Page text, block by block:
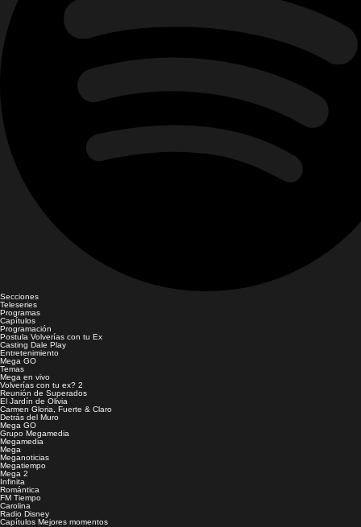
Secciones
Teleseries
Programas
Capítulos
Programación
Postula Volverías con tu Ex
Casting Dale Play
Entretenimiento
Mega GO
Temas
Mega en vivo
Volverías con tu ex? 2
Reunión de Superados
El Jardín de Olivia
Carmen Gloria, Fuerte & Claro
Detrás del Muro
Mega GO
Grupo Megamedia
Megamedia
Mega
Meganoticias
Megatiempo
Mega 2
Infinita
Romántica
FM Tiempo
Carolina
Radio Disney
Capítulos Mejores momentos